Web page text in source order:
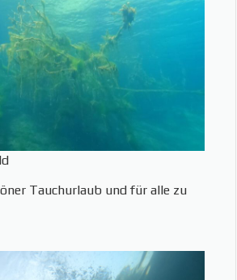
Tauchurlaub und für alle zu